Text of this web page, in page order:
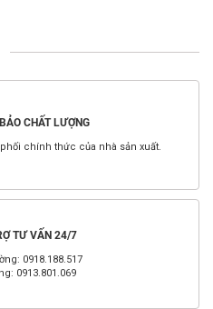
CHẤT LƯỢNG
chính thức của nhà sản xuất.
TƯ VẤN 24/7
0918.188.517
0913.801.069